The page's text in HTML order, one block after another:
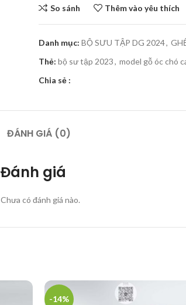
So sánh Thêm vào yêu thích
Danh mục: BỘ SƯU TẬP DG 2024,
Thẻ: bộ sư tập 2023, model gỗ óc chó
Chia sẻ :
ĐÁNH GIÁ (0)
Đánh giá
Chưa có đánh giá nào.
-14%